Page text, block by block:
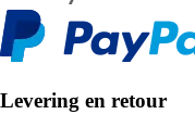
Levering en retour